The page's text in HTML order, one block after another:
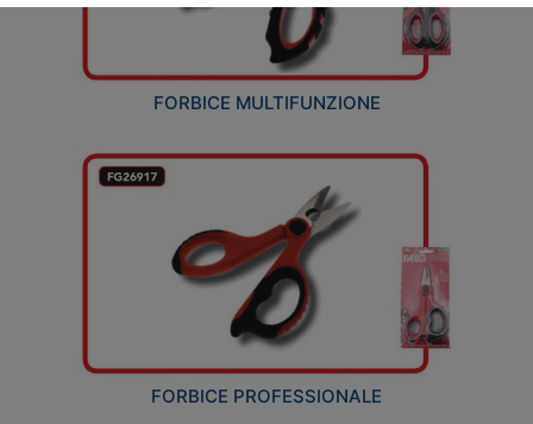
FORBICE MULTIFUNZIONE
FORBICE PROFESSIONALE